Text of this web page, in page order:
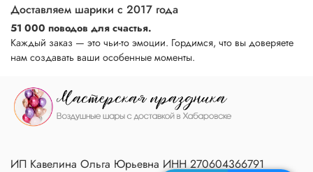
Доставляем шарики с 2017 года
51 000 поводов для счастья.
Каждый заказ — это чьи-то эмоции. Гордимся, что вы доверяете
нам создавать ваши особенные моменты.
ИП Кавелина Ольга Юрьевна ИНН 270604366791